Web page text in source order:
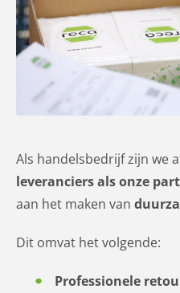
Als handelsbedrijf zijn we
leveranciers als onze
aan het maken van
Dit omvat het volgende:
Professionele